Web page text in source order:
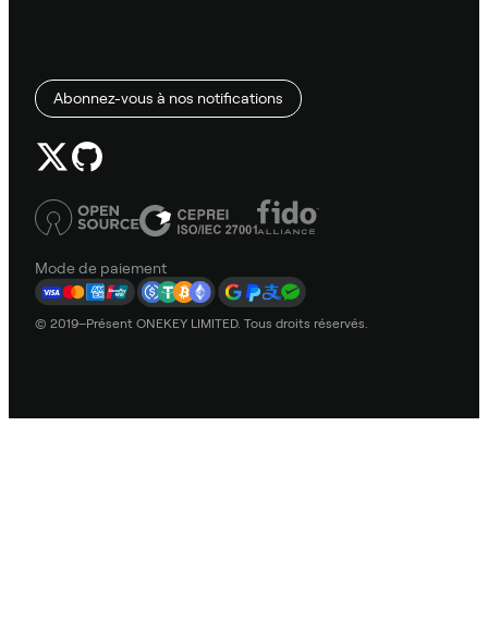
Abonnez-vous à nos notifications
Mode de paiement
© 2019–Présent ONEKEY LIMITED. Tous droits réservés.